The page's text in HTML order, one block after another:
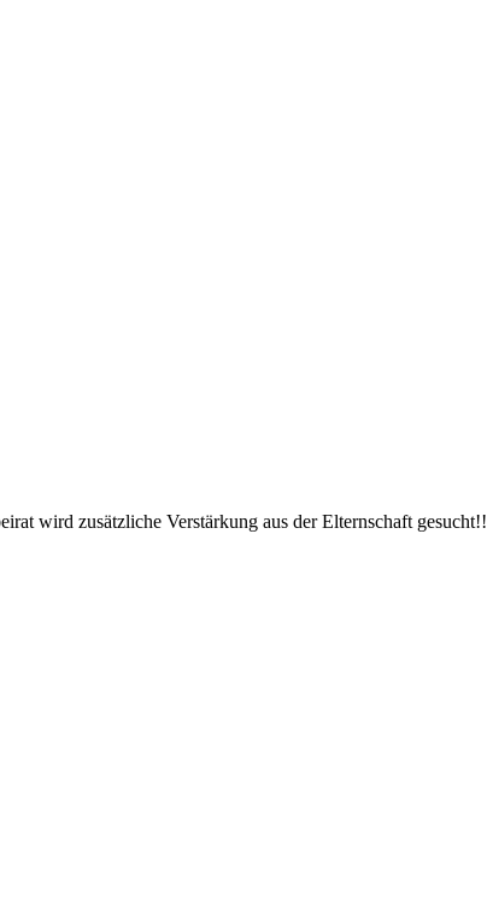
wird zusätzliche Verstärkung aus der Elternschaft gesucht!!